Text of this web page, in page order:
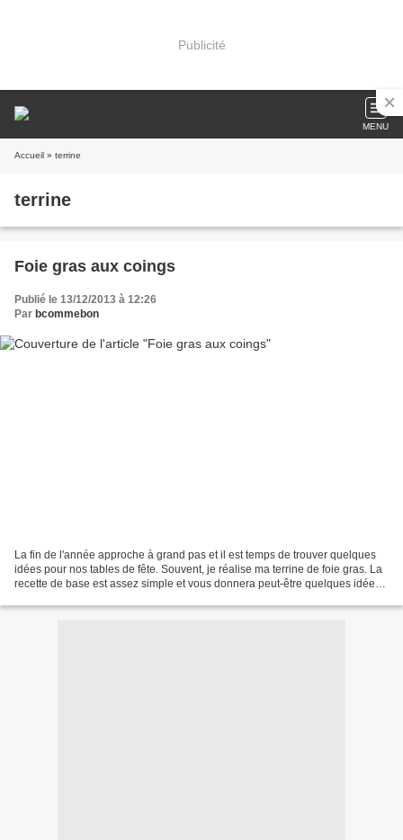
Publicité
MENU
Accueil » terrine
terrine
Foie gras aux coings
Publié le 13/12/2013 à 12:26
Par bcommebon
La fin de l'année approche à grand pas et il est temps de trouver quelques
idées pour nos tables de fête. Souvent, je réalise ma terrine de foie gras. La
recette de base est assez simple et vous donnera peut-être quelques idées